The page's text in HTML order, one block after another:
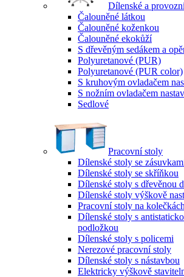
Dílenské a
Čalouněné látkou
Čalouněné koženkou
Čalouněné ekokůží
S dřevěným sedákem a
Polyuretanové (PUR)
Polyuretanové (PUR color)
S kruhovým ovladačem
S nožním ovladačem
Sedlové
Pracovní stoly
Dílenské stoly se
Dílenské stoly se skříňkou
Dílenské stoly s dřevěnou
Dílenské stoly výškově
Pracovní stoly na kolečkách
Dílenské stoly s
podložkou
Dílenské stoly s policemi
Nerezové pracovní stoly
Dílenské stoly s nástavbou
Elektricky výškově